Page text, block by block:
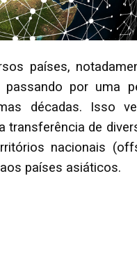
países,
por uma
décadas. Isso
transferência de
nacionais
países asiáticos.